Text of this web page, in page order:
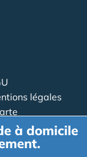
légales
un article
presse
à domicile